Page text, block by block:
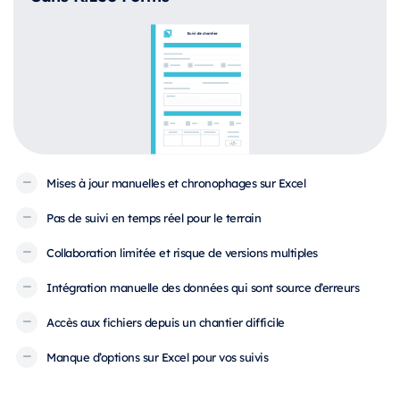
Mises à jour manuelles et chronophages sur Excel
Pas de suivi en temps réel pour le terrain
Collaboration limitée et risque de versions multiples
Intégration manuelle des données qui sont source d’erreurs
Accès aux fichiers depuis un chantier difficile
Manque d’options sur Excel pour vos suivis